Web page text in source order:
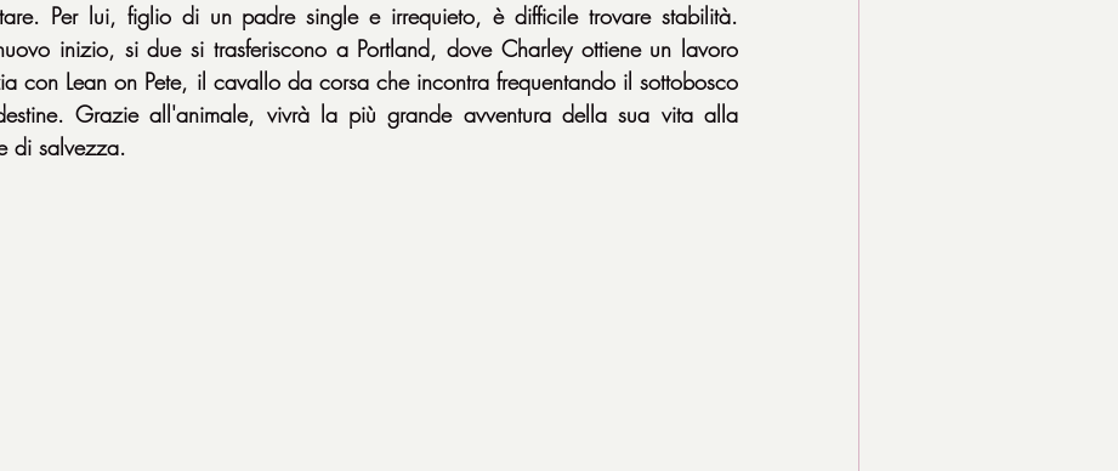
Per lui, figlio di un padre single e irrequieto, è difficile trovare stabilità.
inizio, si due si trasferiscono a Portland, dove Charley ottiene un lavoro
con Lean on Pete, il cavallo da corsa che incontra frequentando il sottobosco
Grazie all'animale, vivrà la più grande avventura della sua vita alla
di salvezza.